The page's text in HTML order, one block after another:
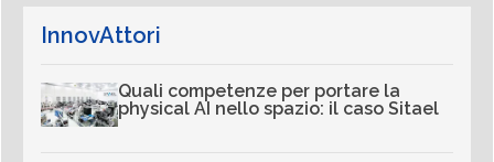
InnovAttori
Quali competenze per portare la
physical AI nello spazio: il caso Sitael